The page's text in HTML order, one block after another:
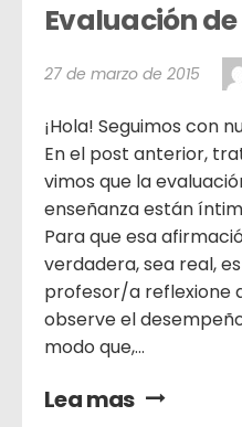
Evaluación
27 de marzo de 2015
¡Hola! Seguimos con
En el post anterior,
vimos que la
enseñanza están
Para que esa
verdadera, sea real,
profesor/a reflexione
observe el
modo que,...
Lea mas